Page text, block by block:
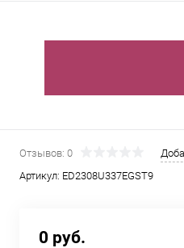
Отзывов: 0
Артикул: ED2308U337EGST9
0 руб.